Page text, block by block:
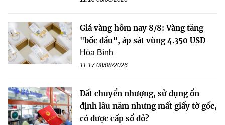
Giá vàng hôm nay 8/8: Vàng tăng
"bốc đầu", áp sát vùng 4.350 USD
Hòa Bình
11:17 08/08/2026
Đất chuyển nhượng, sử dụng ổn
định lâu năm nhưng mất giấy tờ gốc,
có được cấp sổ đỏ?